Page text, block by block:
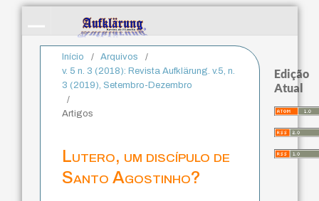
Início / Arquivos
/
v. 5 n. 3 (2018): Revista Aufklärung. v.5, n.
3 (2019), Setembro-Dezembro
/
Artigos
Lutero, um discípulo de
Santo Agostinho?
Edição
Atual